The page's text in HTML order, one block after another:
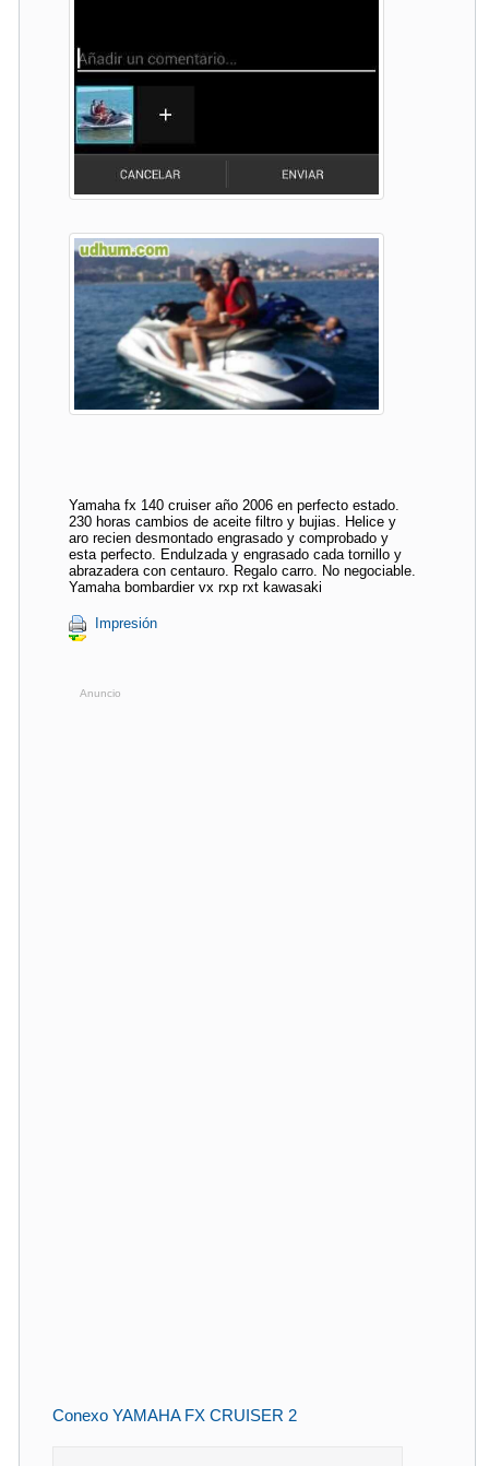
Yamaha fx 140 cruiser año 2006 en perfecto estado.
230 horas cambios de aceite filtro y bujias. Helice y
aro recien desmontado engrasado y comprobado y
esta perfecto. Endulzada y engrasado cada tornillo y
abrazadera con centauro. Regalo carro. No negociable.
Yamaha bombardier vx rxp rxt kawasaki
Impresión
Anuncio
Conexo YAMAHA FX CRUISER 2